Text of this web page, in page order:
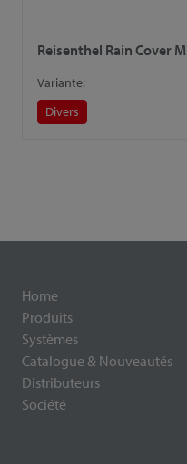
Reisenthel Rain Cover M
Variante:
Divers
Home
Produits
Systèmes
Catalogue & Nouveautés
Distributeurs
Société